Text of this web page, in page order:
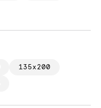
135x200